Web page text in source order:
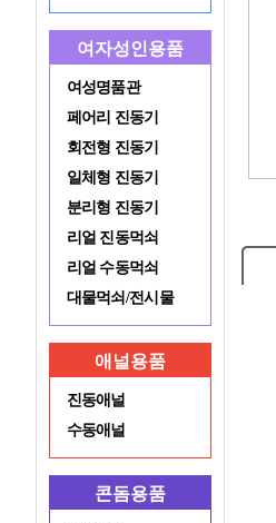
여자성인용품
여성명품관
페어리 진동기
회전형 진동기
일체형 진동기
분리형 진동기
리얼 진동먹쇠
리얼 수동먹쇠
대물먹쇠/전시물
애널용품
진동애널
수동애널
콘돔용품